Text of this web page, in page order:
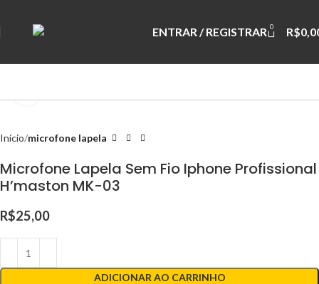
ENTRAR / REGISTRAR 0 R$
Início microfone lapela
Microfone Lapela Sem Fio Iphone Profissional
H’maston MK-03
R$25,00
ADICIONAR AO CARRINHO